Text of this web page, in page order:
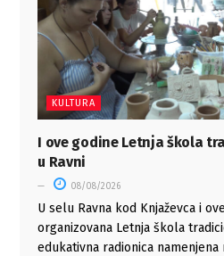
KULTURA
I ove godine Letnja škola
u Ravni
08/08/2026
U selu Ravna kod Knjaževca i
organizovana Letnja škola
edukativna radionica namenjena